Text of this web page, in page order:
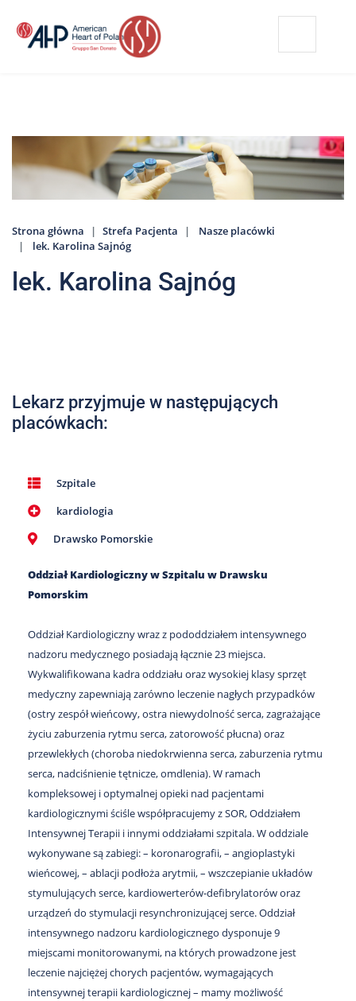
treści
Strefa
Pacjenta
O
nas
Marki
AHP
Galeria
302
Strona główna Strefa Pacjenta
Nasze placówki
lek. Karolina Sajnóg
lek. Karolina Sajnóg
Lekarz przyjmuje w następujących
placówkach:
Szpitale
kardiologia
Drawsko Pomorskie
Oddział Kardiologiczny w Szpitalu w Drawsku
Pomorskim
Oddział Kardiologiczny wraz z pododdziałem intensywnego
nadzoru medycznego posiadają łącznie 23 miejsca.
Wykwalifikowana kadra oddziału oraz wysokiej klasy sprzęt
medyczny zapewniają zarówno leczenie nagłych przypadków
(ostry zespół wieńcowy, ostra niewydolność serca, zagrażające
życiu zaburzenia rytmu serca, zatorowość płucna) oraz
przewlekłych (choroba niedokrwienna serca, zaburzenia rytmu
serca, nadciśnienie tętnicze, omdlenia). W ramach
kompleksowej i optymalnej opieki nad pacjentami
kardiologicznymi ściśle współpracujemy z SOR, Oddziałem
Intensywnej Terapii i innymi oddziałami szpitala. W oddziale
wykonywane są zabiegi: – koronarografii, – angioplastyki
wieńcowej, – ablacji podłoża arytmii, – wszczepianie układów
stymulujących serce, kardiowerterów-defibrylatorów oraz
urządzeń do stymulacji resynchronizującej serce. Oddział
intensywnego nadzoru kardiologicznego dysponuje 9
miejscami monitorowanymi, na których prowadzone jest
leczenie najciężej chorych pacjentów, wymagających
intensywnej terapii kardiologicznej – mamy możliwość